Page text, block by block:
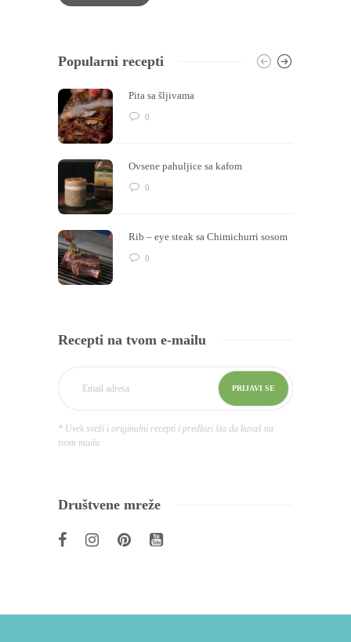
Popularni recepti
Pita sa šljivama
0
Ovsene pahuljice sa kafom
0
Rib – eye steak sa Chimichurri sosom
0
Recepti na tvom e-mailu
* Uvek sveži i originalni recepti i predlozi šta da kuvaš na
tvom mailu
Društvene mreže